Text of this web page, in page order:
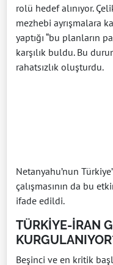
rolü hedef alınıyor.
mezhebi ayrışmalara
yaptığı “bu planların
karşılık buldu. Bu
rahatsızlık oluşturdu.
Netanyahu’nun
çalışmasının da bu
ifade edildi.
TÜRKİYE-İRAN
Beşinci ve en kritik